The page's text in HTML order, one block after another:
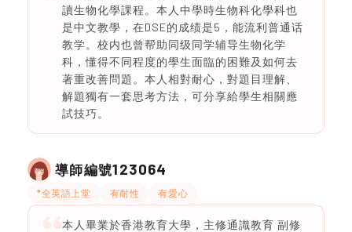
讀生物化學課程。本人中學時生物科化學科也
是中文教學，在DSE的成绩是5，能流利普通话
教学。校内也曾帮助同级同学辅导生物化学
科，懂得不同程度的學生面臨的困難及如何去
著重改善問題。本人相對耐心，對題目理解、
解題獨有一套思考方法，可分享給學生相關應
試技巧。
導師編號123064
*全英語上堂 有耐性 有愛心
本人畢業於香港教育大學，主修通識教育 副修